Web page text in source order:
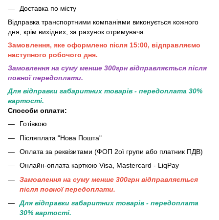
Доставка по місту
Відправка транспортними компаніями виконується кожного
дня, крім вихідних, за рахунок отримувача.
Замовлення, яке оформлено після 15:00, відправляємо
наступного робочого дня.
Замовлення на суму менше 300грн вiдправляється пiсля
повної передоплати.
Для відправки габаритних товарів - передоплата 30%
вартості.
Способи оплати:
Готівкою
Післяплата "Нова Пошта"
Оплата за реквізитами (ФОП 2ої групи або платник ПДВ)
Онлайн-оплата карткою Visa, Mastercard - LiqPay
Замовлення на суму менше 300грн вiдправляється
пiсля повної передоплати.
Для відправки габаритних товарів - передоплата
30% вартості.